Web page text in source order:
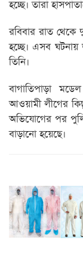
হচ্ছে। তারা
রবিবার রাত থেকে
হচ্ছে। এসব
তিনি।
বাগাতিপাড়া
আওয়ামী লীগের
অভিযোগের পর
বাড়ানো হয়েছে।